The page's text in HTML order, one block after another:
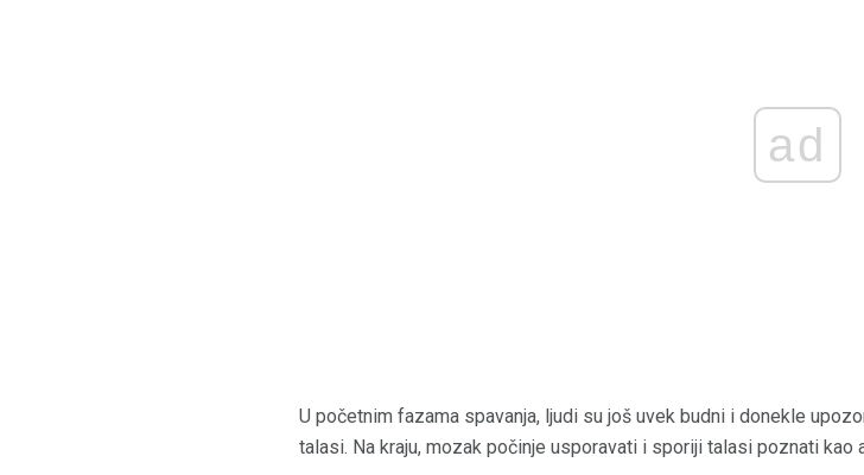
ad
U početnim fazama spavanja, ljudi su još uvek budni i donekle
talasi. Na kraju, mozak počinje usporavati i sporiji talasi poznati kao